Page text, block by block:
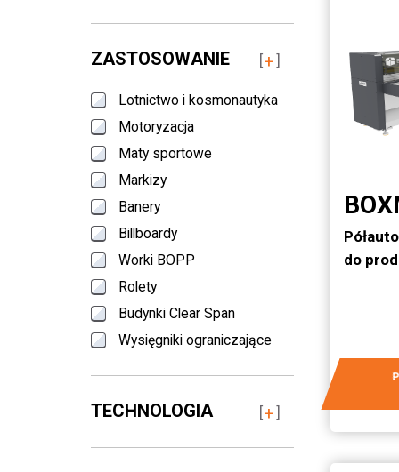
ZASTOSOWANIE
Lotnictwo i kosmonautyka
Motoryzacja
Maty sportowe
Markizy
Banery
Billboardy
Worki BOPP
Rolety
Budynki Clear Span
Wysięgniki ograniczające
Rurociąg utwardzany na
miejscu
TECHNOLOGIA
do